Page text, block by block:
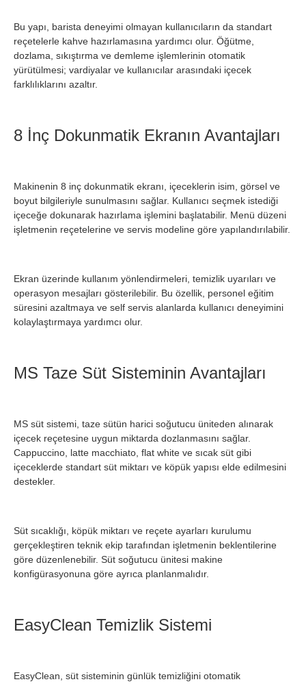
Bu yapı, barista deneyimi olmayan kullanıcıların da standart
reçetelerle kahve hazırlamasına yardımcı olur. Öğütme,
dozlama, sıkıştırma ve demleme işlemlerinin otomatik
yürütülmesi; vardiyalar ve kullanıcılar arasındaki içecek
farklılıklarını azaltır.
8 İnç Dokunmatik Ekranın Avantajları
Makinenin 8 inç dokunmatik ekranı, içeceklerin isim, görsel ve
boyut bilgileriyle sunulmasını sağlar. Kullanıcı seçmek istediği
içeceğe dokunarak hazırlama işlemini başlatabilir. Menü düzeni
işletmenin reçetelerine ve servis modeline göre yapılandırılabilir.
Ekran üzerinde kullanım yönlendirmeleri, temizlik uyarıları ve
operasyon mesajları gösterilebilir. Bu özellik, personel eğitim
süresini azaltmaya ve self servis alanlarda kullanıcı deneyimini
kolaylaştırmaya yardımcı olur.
MS Taze Süt Sisteminin Avantajları
MS süt sistemi, taze sütün harici soğutucu üniteden alınarak
içecek reçetesine uygun miktarda dozlanmasını sağlar.
Cappuccino, latte macchiato, flat white ve sıcak süt gibi
içeceklerde standart süt miktarı ve köpük yapısı elde edilmesini
destekler.
Süt sıcaklığı, köpük miktarı ve reçete ayarları kurulumu
gerçekleştiren teknik ekip tarafından işletmenin beklentilerine
göre düzenlenebilir. Süt soğutucu ünitesi makine
konfigürasyonuna göre ayrıca planlanmalıdır.
EasyClean Temizlik Sistemi
EasyClean, süt sisteminin günlük temizliğini otomatik